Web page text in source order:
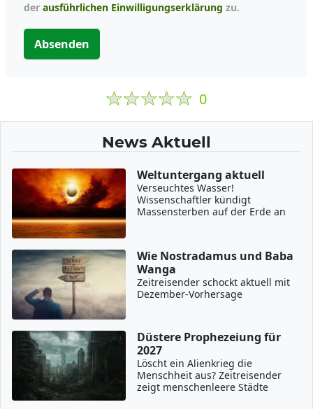
der ausführlichen Einwilligungserklärung zu.
Absenden
0
News Aktuell
Weltuntergang aktuell
Verseuchtes Wasser!
Wissenschaftler kündigt
Massensterben auf der Erde an
Wie Nostradamus und Baba
Wanga
Zeitreisender schockt aktuell mit
Dezember-Vorhersage
Düstere Prophezeiung für
2027
Löscht ein Alienkrieg die
Menschheit aus? Zeitreisender
zeigt menschenleere Städte